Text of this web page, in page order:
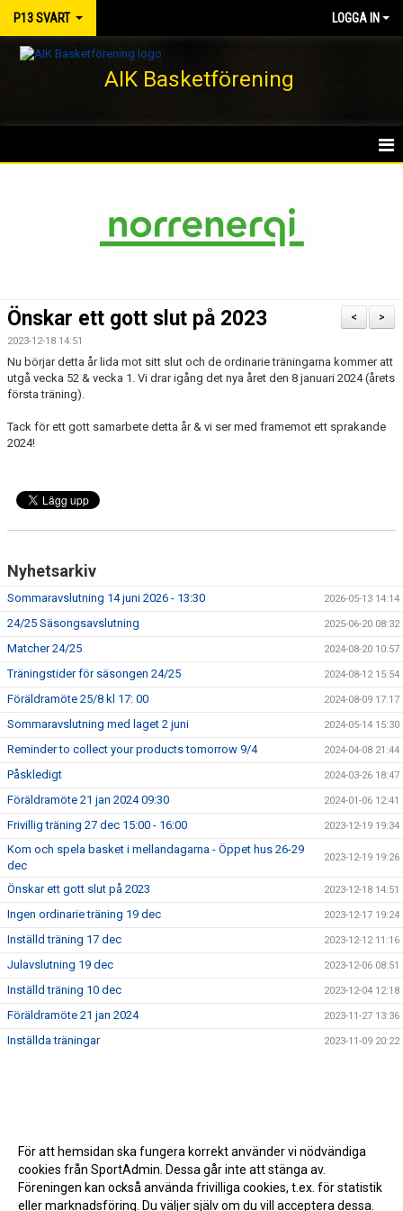
P13 SVART LOGGA IN
AIK Basketförening
TRUPPEN
BILDGALLERI
>
<
Önskar ett gott slut på 2023
2023-12-18 14:51
Nu börjar detta år lida mot sitt slut och de ordinarie träningarna kommer att
utgå vecka 52 & vecka 1. Vi drar igång det nya året den 8 januari 2024 (årets
första träning).
Tack för ett gott samarbete detta år & vi ser med framemot ett sprakande
2024!
Nyhetsarkiv
Sommaravslutning 14 juni 2026 - 13:30 2026-05-13 14:14
24/25 Säsongsavslutning 2025-06-20 08:32
Matcher 24/25 2024-08-20 10:57
Träningstider för säsongen 24/25 2024-08-12 15:54
Föräldramöte 25/8 kl 17: 00 2024-08-09 17:17
Sommaravslutning med laget 2 juni 2024-05-14 15:30
Reminder to collect your products tomorrow 9/4 2024-04-08 21:44
Påskledigt 2024-03-26 18:47
Föräldramöte 21 jan 2024 09:30 2024-01-06 12:41
Frivillig träning 27 dec 15:00 - 16:00 2023-12-19 19:34
Kom och spela basket i mellandagarna - Öppet hus 26-29
dec
2023-12-19 19:26
Önskar ett gott slut på 2023 2023-12-18 14:51
Ingen ordinarie träning 19 dec 2023-12-17 19:24
Inställd träning 17 dec 2023-12-12 11:16
Julavslutning 19 dec 2023-12-06 08:51
Inställd träning 10 dec 2023-12-04 12:18
Föräldramöte 21 jan 2024 2023-11-27 13:36
Inställda träningar 2023-11-09 20:22
För att hemsidan ska fungera korrekt använder vi nödvändiga
cookies från SportAdmin. Dessa går inte att stänga av.
Föreningen kan också använda frivilliga cookies, t.ex. för statistik
eller marknadsföring. Du väljer själv om du vill acceptera dessa.